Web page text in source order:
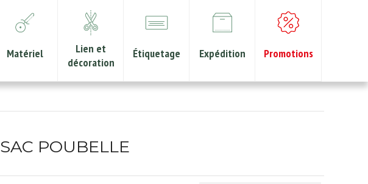
Matériel
Lien et
décoration
Étiquetage Expédition Promotions
SAC POUBELLE